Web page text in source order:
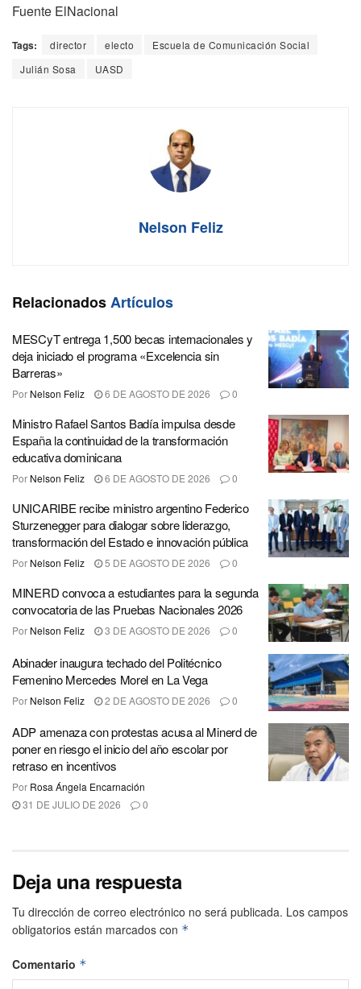
Fuente ElNacional
Tags: director electo
Escuela de Comunicación Social
Julián Sosa
UASD
Nelson Feliz
RelacionadosArtículos
MESCyT entrega 1,500 becas internacionales y
deja iniciado el programa «Excelencia sin
Barreras»
Por Nelson Feliz 6 DE AGOSTO DE 2026 0
Ministro Rafael Santos Badía impulsa desde
España la continuidad de la transformación
educativa dominicana
Por Nelson Feliz 6 DE AGOSTO DE 2026 0
UNICARIBE recibe ministro argentino Federico
Sturzenegger para dialogar sobre liderazgo,
transformación del Estado e innovación pública
Por Nelson Feliz 5 DE AGOSTO DE 2026 0
MINERD convoca a estudiantes para la segunda
convocatoria de las Pruebas Nacionales 2026
Por Nelson Feliz 3 DE AGOSTO DE 2026 0
Abinader inaugura techado del Politécnico
Femenino Mercedes Morel en La Vega
Por Nelson Feliz 2 DE AGOSTO DE 2026 0
ADP amenaza con protestas acusa al Minerd de
poner en riesgo el inicio del año escolar por
retraso en incentivos
Por Rosa Ángela Encarnación
31 DE JULIO DE 2026
0
Deja una respuesta
Tu dirección de correo electrónico no será publicada. Los campos
obligatorios están marcados con *
Comentario *